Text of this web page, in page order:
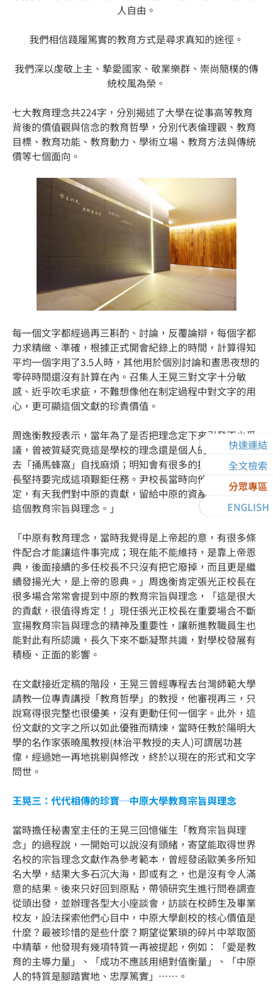
快速連結
全文檢索
分眾專區
ENGLISH
人自由。
我們相信踐履篤實的教育方式是尋求真知的途徑。
我們深以虔敬上主、摯愛國家、敬業樂群、崇尚簡樸的傳
統校風為榮。
七大教育理念共224字，分別揭述了大學在從事高等教育
背後的價值觀與信念的教育哲學，分別代表倫理觀、教育
目標、教育功能、教育動力、學術立場、教育方法與傳統
價等七個面向。
每一個文字都經過再三斟酌、討論，反覆論辯，每個字都
力求精緻、準確，根據正式開會紀錄上的時間，計算得知
平均一個字用了3.5人時，其他用於個別討論和晝思夜想的
零碎時間還沒有計算在內。召集人王晃三對文字十分敏
感、近乎吹毛求疵，不難想像他在制定過程中對文字的用
心，更可顯這個文獻的珍貴價值。
周逸衡教授表示，當年為了是否把理念定下來引發不少爭
議，曾被質疑究竟這是學校的理念還是個人的理念？就像
去「捅馬蜂窩」自找麻煩；明知會有很多的挑戰，但尹校
長堅持要完成這項艱鉅任務。尹校長當時向他說：「說不
定，有天我們對中原的貢獻，留給中原的資產，就是頒定
這個教育宗旨與理念。」
「中原有教育理念，當時我覺得是上帝起的意，有很多條
件配合才能讓這件事完成；現在能不能維持，是靠上帝恩
典，後面接續的多任校長不只沒有把它廢掉，而且更是繼
續發揚光大，是上帝的恩典。」周逸衡肯定張光正校長在
很多場合常常會提到中原的教育宗旨與理念，「這是很大
的貢獻，很值得肯定！」現任張光正校長在重要場合不斷
宣揚教育宗旨與理念的精神及重要性，讓新進教職員生也
能對此有所認識，長久下來不斷凝聚共識，對學校發展有
積極、正面的影響。
在文獻接近定稿的階段，王晃三曾經專程去台灣師範大學
請教一位專責講授「教育哲學」的教授，他審視再三，只
說寫得很完整也很優美，沒有更動任何一個字。此外，這
份文獻的文字之所以如此優雅而精煉，當時任教於陽明大
學的名作家張曉風教授(林治平教授的夫人)可謂居功甚
偉，經過她一再地挑剔與修改，終於以現在的形式和文字
問世。
王晃三：代代相傳的珍寶─中原大學教育宗旨與理念
當時擔任秘書室主任的王晃三回憶催生「教育宗旨與理
念」的過程說，一開始可以說沒有頭緒，寄望能取得世界
名校的宗旨理念文獻作為參考範本，曾經發函歐美多所知
名大學，結果大多石沉大海，即或有之，也是沒有令人滿
意的結果。後來只好回到原點，帶領研究生進行問卷調查
從頭出發，並辦理各型大小座談會，訪談在校師生及畢業
校友，設法探索他們心目中，中原大學創校的核心價值是
什麼？最被珍惜的是些什麼？期望從繁瑣的碎片中萃取箇
中精華，他發現有幾項特質一再被提起，例如：「愛是教
育的主導力量」、「成功不應該用絕對值衡量」、「中原
人的特質是腳踏實地、忠厚篤實」……。